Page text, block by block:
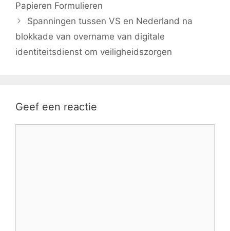
Papieren Formulieren
Spanningen tussen VS en Nederland na
blokkade van overname van digitale
identiteitsdienst om veiligheidszorgen
Geef een reactie